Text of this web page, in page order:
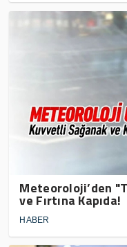
Meteoroloji’den
ve Fırtına Kapıda!
HABER